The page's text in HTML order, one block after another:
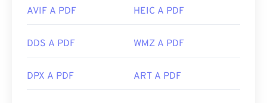
AVIF A PDF HEIC A PDF
DDS A PDF WMZ A PDF
DPX A PDF ART A PDF